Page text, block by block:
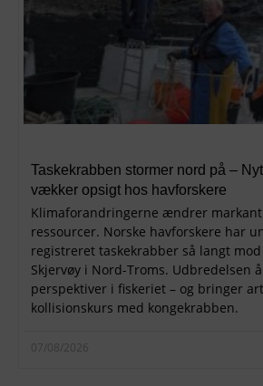
Taskekrabben stormer nord på –
vækker opsigt hos havforskere
Klimaforandringerne ændrer markant
ressourcer. Norske havforskere har
registreret taskekrabber så langt
Skjervøy i Nord-Troms. Udbredelsen
perspektiver i fiskeriet – og bringer
kollisionskurs med kongekrabben.
07/08/2026